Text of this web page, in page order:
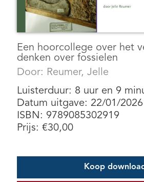
Een hoorcollege over het
denken over fossielen
Door: Reumer, Jelle
Luisterduur: 8 uur en 9
Datum uitgave: 22/01/2026
ISBN: 9789085302919
Prijs: €30,00
Koop